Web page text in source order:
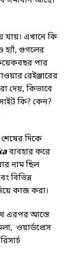
এখানে কি
হ্যাঁ, গুগলের
পার
রেইঞ্জারের
দেয়, কিভাবে
কি? কেন?
দিকে
ব্যবহার করে
নাম ছিল
বিভিন্ন
কাজ করা।
এরপর আস্তে
ওয়ার্ডপ্রেস